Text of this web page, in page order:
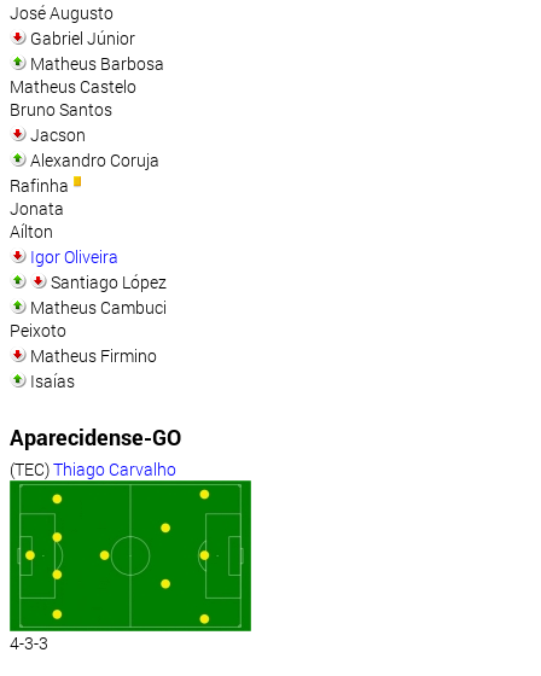
José Augusto
Gabriel Júnior
Matheus Barbosa
Matheus Castelo
Bruno Santos
Jacson
Alexandro Coruja
Rafinha
Jonata
Aílton
Igor Oliveira
Santiago López
Matheus Cambuci
Peixoto
Matheus Firmino
Isaías
Aparecidense-GO
(TEC)Thiago Carvalho
4-3-3